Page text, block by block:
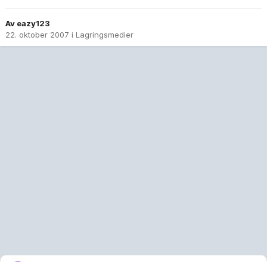
Av eazy123
22. oktober 2007 i Lagringsmedier